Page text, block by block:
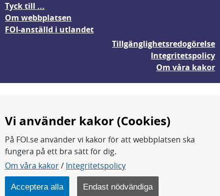
Tyck till ...
Om webbplatsen
FOI-anställd i utlandet
Tillgänglighetsredogörelse
Integritetspolicy
Om våra kakor
FOI forskar för en säkrare värld.
FOI:s kärnverksamhet är forskning, metod- och
teknikutveckling samt analyser och studier.
Myndigheten ligger under Försvarsdepartementet.
Vi använder kakor (Cookies)
På FOI.se använder vi kakor för att webbplatsen ska
fungera på ett bra sätt för dig.
Om våra kakor/ Integritetspolicy
Acceptera alla Endast nödvändiga